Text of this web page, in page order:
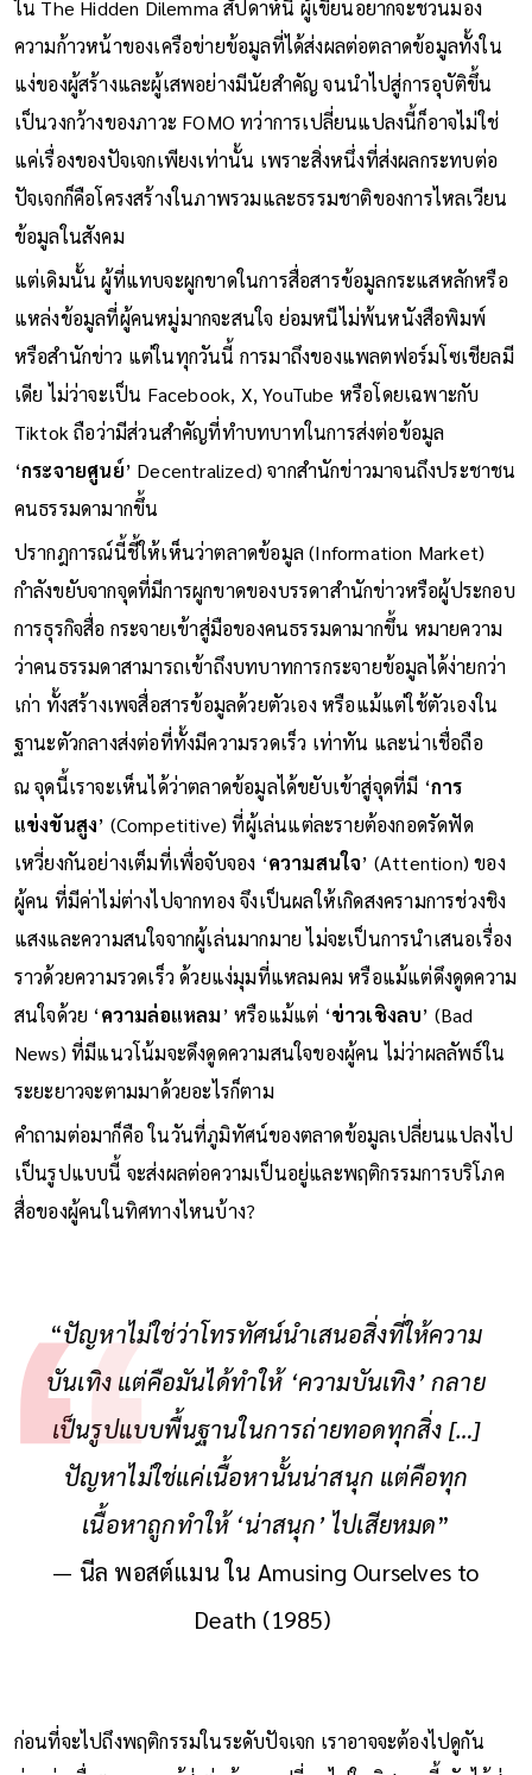
ใน The Hidden Dilemma สัปดาห์นี้ ผู้เขียนอยากจะชวนมอง
ความก้าวหน้าของเครือข่ายข้อมูลที่ได้ส่งผลต่อตลาดข้อมูลทั้งใน
แง่ของผู้สร้างและผู้เสพอย่างมีนัยสำคัญ จนนำไปสู่การอุบัติขึ้น
เป็นวงกว้างของภาวะ FOMO ทว่าการเปลี่ยนแปลงนี้ก็อาจไม่ใช่
แค่เรื่องของปัจเจกเพียงเท่านั้น เพราะสิ่งหนึ่งที่ส่งผลกระทบต่อ
ปัจเจกก็คือโครงสร้างในภาพรวมและธรรมชาติของการไหลเวียน
ข้อมูลในสังคม
แต่เดิมนั้น ผู้ที่แทบจะผูกขาดในการสื่อสารข้อมูลกระแสหลักหรือ
แหล่งข้อมูลที่ผู้คนหมู่มากจะสนใจ ย่อมหนีไม่พ้นหนังสือพิมพ์
หรือสำนักข่าว แต่ในทุกวันนี้ การมาถึงของแพลตฟอร์มโซเชียลมี
เดีย ไม่ว่าจะเป็น Facebook, X, YouTube หรือโดยเฉพาะกับ
Tiktok ถือว่ามีส่วนสำคัญที่ทำบทบาทในการส่งต่อข้อมูล
‘กระจายศูนย์’ Decentralized) จากสำนักข่าวมาจนถึงประชาชน
คนธรรมดามากขึ้น
ปรากฎการณ์นี้ชี้ให้เห็นว่าตลาดข้อมูล (Information Market)
กำลังขยับจากจุดที่มีการผูกขาดของบรรดาสำนักข่าวหรือผู้ประกอบ
การธุรกิจสื่อ กระจายเข้าสู่มือของคนธรรมดามากขึ้น หมายความ
ว่าคนธรรมดาสามารถเข้าถึงบทบาทการกระจายข้อมูลได้ง่ายกว่า
เก่า ทั้งสร้างเพจสื่อสารข้อมูลด้วยตัวเอง หรือแม้แต่ใช้ตัวเองใน
ฐานะตัวกลางส่งต่อที่ทั้งมีความรวดเร็ว เท่าทัน และน่าเชื่อถือ
ณ จุดนี้เราจะเห็นได้ว่าตลาดข้อมูลได้ขยับเข้าสู่จุดที่มี ‘การ
แข่งขันสูง’ (Competitive) ที่ผู้เล่นแต่ละรายต้องกอดรัดฟัด
เหวี่ยงกันอย่างเต็มที่เพื่อจับจอง ‘ความสนใจ’ (Attention) ของ
ผู้คน ที่มีค่าไม่ต่างไปจากทอง จึงเป็นผลให้เกิดสงครามการช่วงชิง
แสงและความสนใจจากผู้เล่นมากมาย ไม่จะเป็นการนำเสนอเรื่อง
ราวด้วยความรวดเร็ว ด้วยแง่มุมที่แหลมคม หรือแม้แต่ดึงดูดความ
สนใจด้วย ‘ความล่อแหลม’ หรือแม้แต่ ‘ข่าวเชิงลบ’ (Bad
News) ที่มีแนวโน้มจะดึงดูดความสนใจของผู้คน ไม่ว่าผลลัพธ์ใน
ระยะยาวจะตามมาด้วยอะไรก็ตาม
คำถามต่อมาก็คือ ในวันที่ภูมิทัศน์ของตลาดข้อมูลเปลี่ยนแปลงไป
เป็นรูปแบบนี้ จะส่งผลต่อความเป็นอยู่และพฤติกรรมการบริโภค
สื่อของผู้คนในทิศทางไหนบ้าง?
“ปัญหาไม่ใช่ว่าโทรทัศน์นำเสนอสิ่งที่ให้ความ
บันเทิง แต่คือมันได้ทำให้ ‘ความบันเทิง’ กลาย
เป็นรูปแบบพื้นฐานในการถ่ายทอดทุกสิ่ง […]
ปัญหาไม่ใช่แค่เนื้อหานั้นน่าสนุก แต่คือทุก
เนื้อหาถูกทำให้ ‘น่าสนุก’ ไปเสียหมด”
— นีล พอสต์แมน ใน Amusing Ourselves to
Death (1985)
ก่อนที่จะไปถึงพฤติกรรมในระดับปัจเจก เราอาจจะต้องไปดูกัน